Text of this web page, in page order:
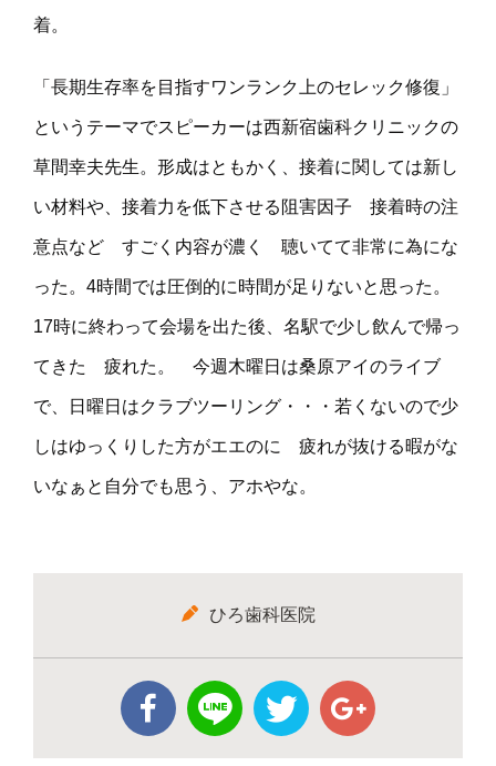
着。
「長期生存率を目指すワンランク上のセレック修復」
というテーマでスピーカーは西新宿歯科クリニックの
草間幸夫先生。形成はともかく、接着に関しては新し
い材料や、接着力を低下させる阻害因子 接着時の注
意点など すごく内容が濃く 聴いてて非常に為にな
った。4時間では圧倒的に時間が足りないと思った。
17時に終わって会場を出た後、名駅で少し飲んで帰っ
てきた 疲れた。 今週木曜日は桑原アイのライブ
で、日曜日はクラブツーリング・・・若くないので少
しはゆっくりした方がエエのに 疲れが抜ける暇がな
いなぁと自分でも思う、アホやな。
ひろ歯科医院